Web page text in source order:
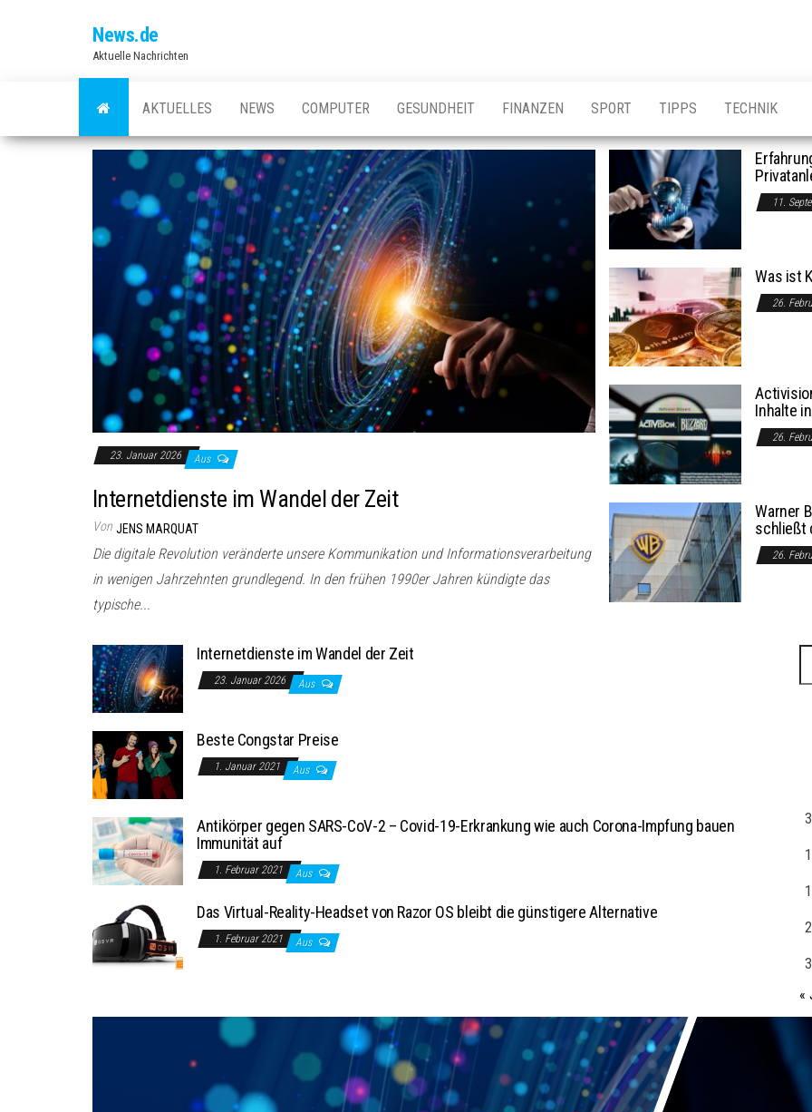
News.de
Aktuelle Nachrichten
AKTUELLES NEWS COMPUTER GESUNDHEIT FINANZEN SPORT TIPPS TECHNIK
23. Januar 2026 Aus
Internetdienste im Wandel der Zeit
Von JENS MARQUAT
Die digitale Revolution veränderte unsere Kommunikation und Informationsverarbeitung
in wenigen Jahrzehnten grundlegend. In den frühen 1990er Jahren kündigte das
typische...
11.
Was ist
26.
Inhalte
26.
Warner
schließt
26.
Internetdienste im Wandel der Zeit
23. Januar 2026 Aus
Beste Congstar Preise
1. Januar 2021 Aus
Antikörper gegen SARS-CoV-2 – Covid-19-Erkrankung wie auch Corona-Impfung bauen
Immunität auf
1. Februar 2021 Aus
Das Virtual-Reality-Headset von Razor OS bleibt die günstigere Alternative
1. Februar 2021 Aus
3
«